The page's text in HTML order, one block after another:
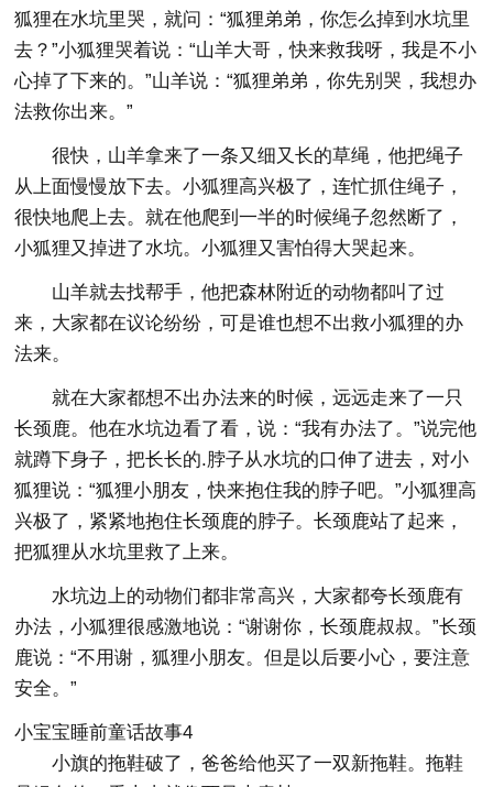
狐狸在水坑里哭，就问：“狐狸弟弟，你怎么掉到水坑里
去？”小狐狸哭着说：“山羊大哥，快来救我呀，我是不小
心掉了下来的。”山羊说：“狐狸弟弟，你先别哭，我想办
法救你出来。”
很快，山羊拿来了一条又细又长的草绳，他把绳子
从上面慢慢放下去。小狐狸高兴极了，连忙抓住绳子，
很快地爬上去。就在他爬到一半的时候绳子忽然断了，
小狐狸又掉进了水坑。小狐狸又害怕得大哭起来。
山羊就去找帮手，他把森林附近的动物都叫了过
来，大家都在议论纷纷，可是谁也想不出救小狐狸的办
法来。
就在大家都想不出办法来的时候，远远走来了一只
长颈鹿。他在水坑边看了看，说：“我有办法了。”说完他
就蹲下身子，把长长的.脖子从水坑的口伸了进去，对小
狐狸说：“狐狸小朋友，快来抱住我的脖子吧。”小狐狸高
兴极了，紧紧地抱住长颈鹿的脖子。长颈鹿站了起来，
把狐狸从水坑里救了上来。
水坑边上的动物们都非常高兴，大家都夸长颈鹿有
办法，小狐狸很感激地说：“谢谢你，长颈鹿叔叔。”长颈
鹿说：“不用谢，狐狸小朋友。但是以后要小心，要注意
安全。”
小宝宝睡前童话故事4
小旗的拖鞋破了，爸爸给他买了一双新拖鞋。拖鞋